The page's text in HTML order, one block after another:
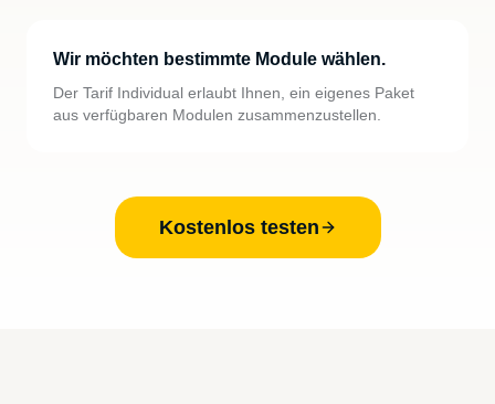
Wir möchten bestimmte Module wählen.
Der Tarif Individual erlaubt Ihnen, ein eigenes Paket
aus verfügbaren Modulen zusammenzustellen.
Kostenlos testen